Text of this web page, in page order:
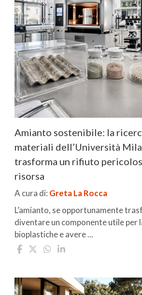
Amianto sostenibile: la
materiali dell’Università
trasforma un rifiuto
risorsa
A cura di: Greta La Rocca
L’amianto, se opportunamente
diventare un componente utile per
bioplastiche e avere ...